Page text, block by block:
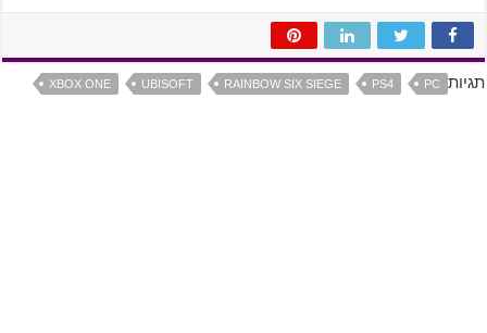
תגיות PC
PS4
RAINBOW SIX SIEGE
UBISOFT
XBOX ONE